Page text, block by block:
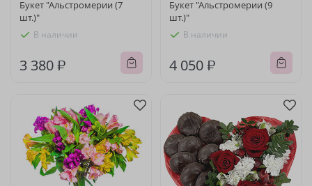
Букет "Альстромерии (7
шт.)"
В наличии
3 380 ₽
Букет "Альстромерии (9
шт.)"
В наличии
4 050 ₽